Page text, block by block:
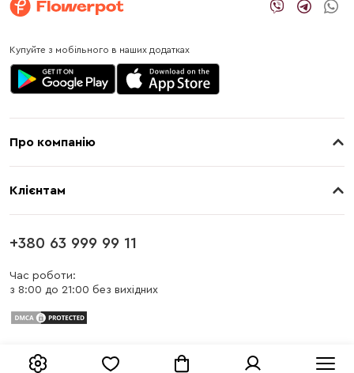
Купуйте з мобільного в наших додатках
Про компанію
Клієнтам
Оплата
Блог
Публічна оферта
+380 63 999 99 11
Час роботи:
з 8:00 до 21:00 без вихідних